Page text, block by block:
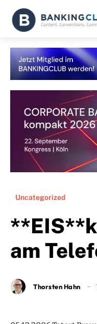
Uncategorized
am
Thorsten Hahn